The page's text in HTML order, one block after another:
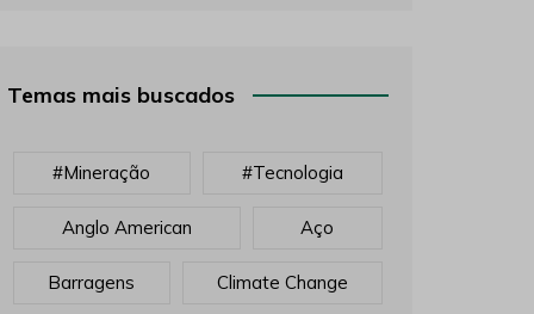
Temas mais buscados
#mineração #tecnologia
Anglo American Aço
Barragens Climate Change